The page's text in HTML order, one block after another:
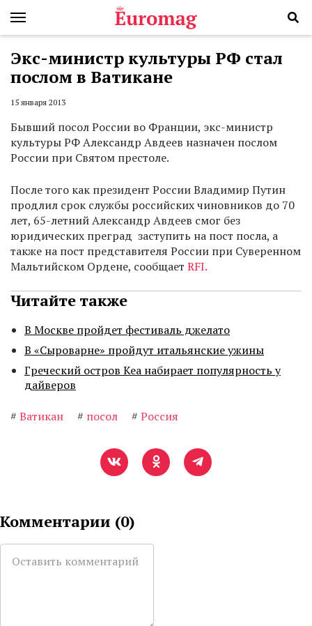
Экс-министр культуры РФ стал
послом в Ватикане
15 января 2013
Бывший посол России во Франции, экс-министр
культуры РФ Александр Авдеев назначен послом
России при Святом престоле.
После того как президент России Владимир Путин
продлил срок службы российских чиновников до 70
лет, 65-летний Александр Авдеев смог без
юридических преград заступить на пост посла, а
также на пост представителя России при Суверенном
Мальтийском Ордене, сообщает RFI.
Читайте также
В Москве пройдет фестиваль джелато
В «Сыроварне» пройдут итальянские ужины
Греческий остров Кеа набирает популярность у
дайверов
# Ватикан # посол # Россия
Комментарии (0)